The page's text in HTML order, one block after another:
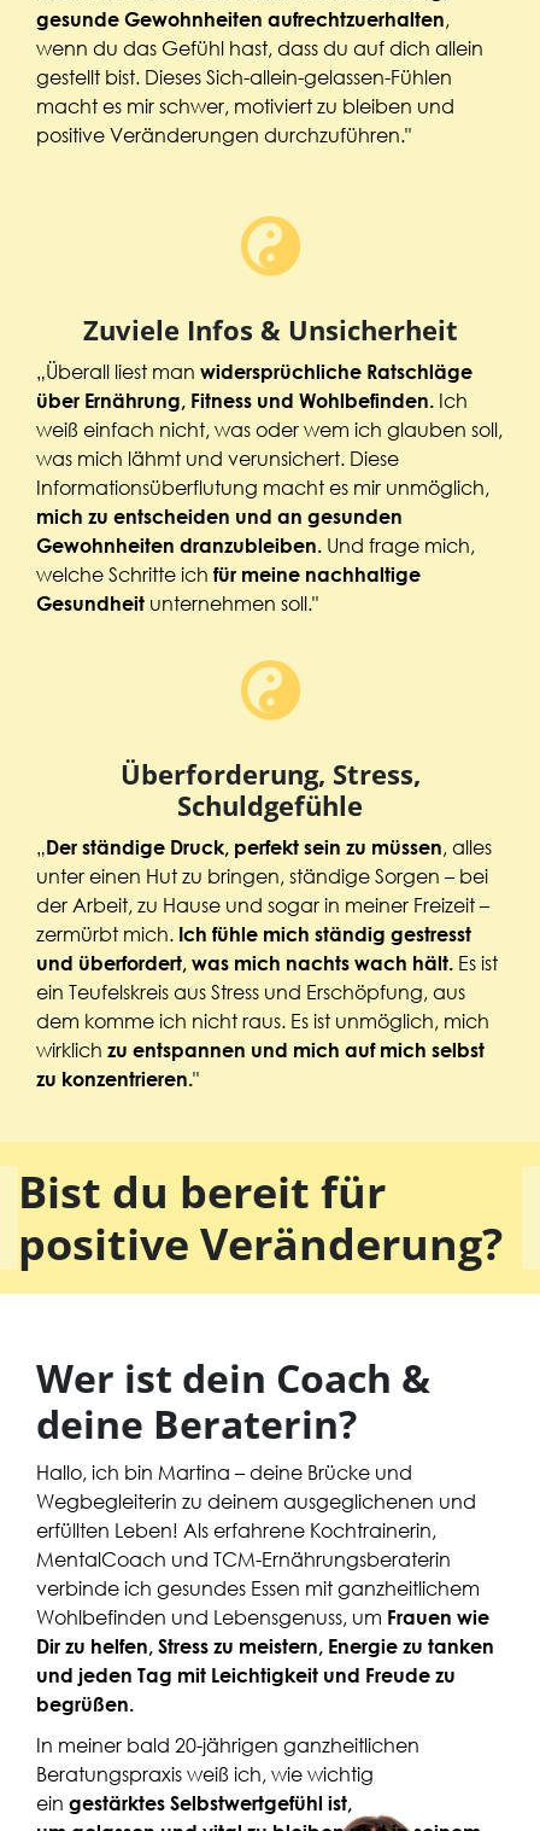
gesunde Gewohnheiten aufrechtzuerhalten,
wenn du das Gefühl hast, dass du auf dich allein
gestellt bist. Dieses Sich-allein-gelassen-Fühlen
macht es mir schwer, motiviert zu bleiben und
positive Veränderungen durchzuführen."
Zuviele Infos & Unsicherheit
„Überall liest man widersprüchliche Ratschläge
über Ernährung, Fitness und Wohlbefinden. Ich
weiß einfach nicht, was oder wem ich glauben soll,
was mich lähmt und verunsichert. Diese
Informationsüberflutung macht es mir unmöglich,
mich zu entscheiden und an gesunden
Gewohnheiten dranzubleiben. Und frage mich,
welche Schritte ich für meine nachhaltige
Gesundheit unternehmen soll."
Überforderung, Stress,
Schuldgefühle
„Der ständige Druck, perfekt sein zu müssen, alles
unter einen Hut zu bringen, ständige Sorgen – bei
der Arbeit, zu Hause und sogar in meiner Freizeit –
zermürbt mich. Ich fühle mich ständig gestresst
und überfordert, was mich nachts wach hält. Es ist
ein Teufelskreis aus Stress und Erschöpfung, aus
dem komme ich nicht raus. Es ist unmöglich, mich
wirklich zu entspannen und mich auf mich selbst
zu konzentrieren."
Bist du bereit für
positive Veränderung?
Wer ist dein Coach &
deine Beraterin?
Hallo, ich bin Martina – deine Brücke und
Wegbegleiterin zu deinem ausgeglichenen und
erfüllten Leben! Als erfahrene Kochtrainerin,
MentalCoach und TCM-Ernährungsberaterin
verbinde ich gesundes Essen mit ganzheitlichem
Wohlbefinden und Lebensgenuss, um Frauen wie
Dir zu helfen, Stress zu meistern, Energie zu tanken
und jeden Tag mit Leichtigkeit und Freude zu
begrüßen.
In meiner bald 20-jährigen ganzheitlichen
Beratungspraxis weiß ich, wie wichtig
ein gestärktes Selbstwertgefühl ist,